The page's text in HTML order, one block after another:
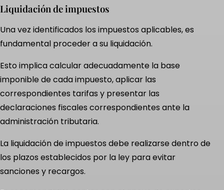
Liquidación de impuestos
Una vez identificados los impuestos aplicables, es
fundamental proceder a su liquidación.
Esto implica calcular adecuadamente la base
imponible de cada impuesto, aplicar las
correspondientes tarifas y presentar las
declaraciones fiscales correspondientes ante la
administración tributaria.
La liquidación de impuestos debe realizarse dentro de
los plazos establecidos por la ley para evitar
sanciones y recargos.